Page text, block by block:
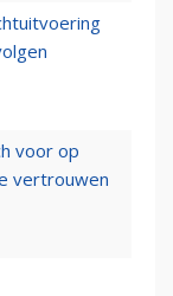
voor op
vertrouwen